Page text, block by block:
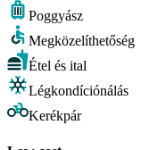
Poggyász
Megközelíthetőség
Étel és ital
Légkondíciónálás
Kerékpár